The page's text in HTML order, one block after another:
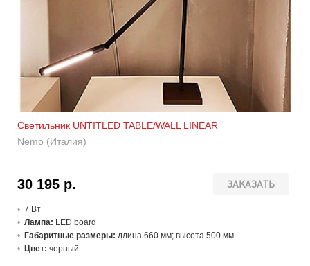
Светильник UNTITLED TABLE/WALL LINEAR
Nemo (Италия)
ЗАКАЗАТЬ
30 195 р.
7 Вт
Лампа: LED board
Габаритные размеры: длина 660 мм; высота 500 мм
Цвет: черный